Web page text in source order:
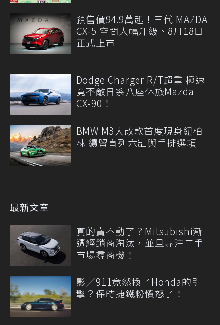
預售價94.9萬起！三代 MAZDA
CX-5 空間大幅升級、8月18日
正式上市
Dodge Charger R/T超重 極速
竟不敵日系八座休旅Mazda
CX-90！
BMW M3大改款首度現身紐柏
林 續留直列六缸與手排選項
最新文章
真的賣不動了？Mitsubishi漸
遭經銷商淘汰，並且專注二手
市場尋商機！
影／911竟然換了Honda的引
擎？保時捷鐵粉憤怒了！